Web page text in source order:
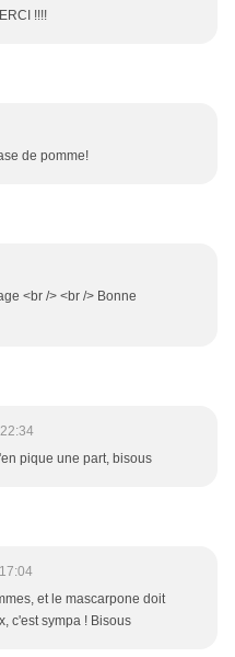
!!!!
de pomme!
<br /> <br /> Bonne
pique une part, bisous
et le mascarpone doit
c'est sympa ! Bisous